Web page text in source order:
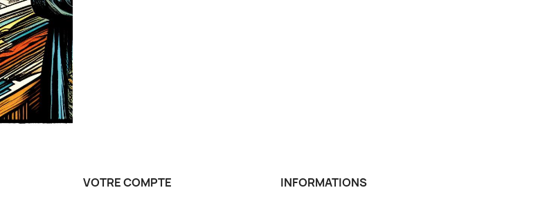
VOTRE COMPTE INFORMATIONS